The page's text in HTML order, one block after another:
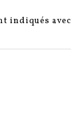
indiqués avec